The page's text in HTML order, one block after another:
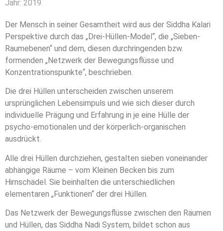
Jahr: 2019
Der Mensch in seiner Gesamtheit wird aus der Siddha Kalari
Perspektive durch das „Drei-Hüllen-Model“, die „Sieben-
Raumebenen“ und dem, diesen durchringenden bzw.
formenden „Netzwerk der Bewegungsflüsse und
Konzentrationspunkte“, beschrieben.
Die drei Hüllen unterscheiden zwischen unserem
ursprünglichen Lebensimpuls und wie sich dieser durch
individuelle Prägung und Erfahrung in je eine Hülle der
psycho-emotionalen und der körperlich-organischen
ausdrückt.
Alle drei Hüllen durchziehen, gestalten sieben voneinander
abhängige Räume – vom Kleinen Becken bis zum
Hirnschädel. Sie beinhalten die unterschiedlichen
elementaren „Funktionen“ der drei Hüllen.
Das Netzwerk der Bewegungsflüsse zwischen den Räumen
und Hüllen, das Siddha Nadi System, bildet schon aus